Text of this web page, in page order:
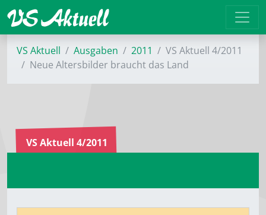
VS Aktuell Ausgaben 2011
VS Aktuell 4/2011
Neue Altersbilder braucht das Land
VS Aktuell 4/2011